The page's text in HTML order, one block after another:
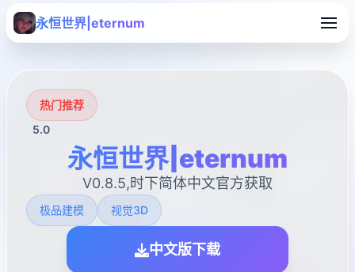
永恒世界|eternum
热门推荐
5.0
永恒世界|eternum
V0.8.5,时下简体中文官方获取
极品建模 视觉3D
中文版下载